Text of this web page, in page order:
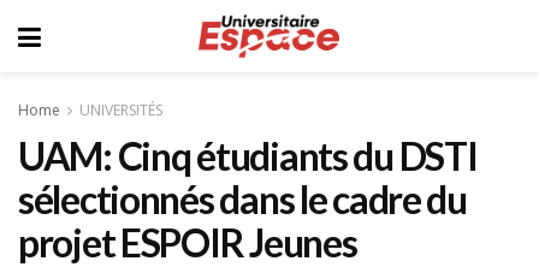
Home UNIVERSITÉS
UAM: Cinq étudiants du DSTI
sélectionnés dans le cadre du
projet ESPOIR Jeunes